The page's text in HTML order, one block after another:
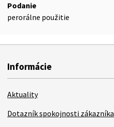
Podanie
perorálne použitie
Informácie
Aktuality
Dotazník spokojnosti zákazníka